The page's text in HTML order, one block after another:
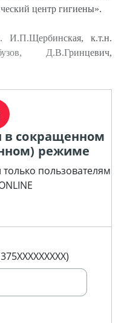
центр гигиены».
И.П.Щербинская, к.т.н.
Д.В.Гринцевич,
в сокращенном
режиме
только пользователям